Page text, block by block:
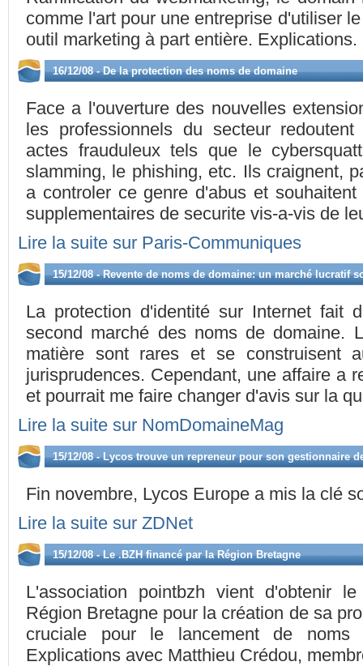
comme l'art pour une entreprise d'utiliser
outil marketing à part entière. Explications.
16/12/08 - De la protection des noms de domaine
Face a l'ouverture des nouvelles
les professionnels du secteur
actes frauduleux tels que le
slamming, le phishing, etc. Ils craignent,
a controler ce genre d'abus et
supplementaires de securite vis-a-vis de
Lire la suite sur Paris-Communiques
15/12/08 - Revente de noms de domaine: un marché lucratif
La protection d'identité sur Internet fait
second marché des noms de domaine.
matière sont rares et se construisent
jurisprudences. Cependant, une affaire a
et pourrait me faire changer d'avis sur la
Lire la suite sur NomDomaineMag
15/12/08 - Lycos trouve un repreneur pour son gestionnaire
Fin novembre, Lycos Europe a mis la clé
Lire la suite sur ZDNet
15/12/08 - Le .BZH financé par la Région Bretagne
L'association pointbzh vient d'obtenir
Région Bretagne pour la création de sa
cruciale pour le lancement de
Explications avec Matthieu Crédou,